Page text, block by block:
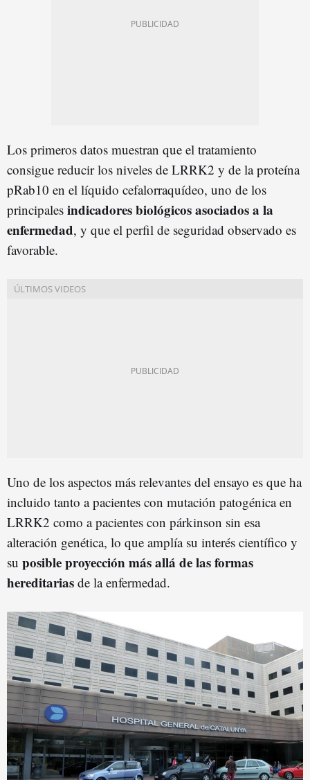
Los primeros datos muestran que el tratamiento
consigue reducir los niveles de LRRK2 y de la proteína
pRab10 en el líquido cefalorraquídeo, uno de los
principales indicadores biológicos asociados a la
enfermedad, y que el perfil de seguridad observado es
favorable.
Uno de los aspectos más relevantes del ensayo es que ha
incluido tanto a pacientes con mutación patogénica en
LRRK2 como a pacientes con párkinson sin esa
alteración genética, lo que amplía su interés científico y
su posible proyección más allá de las formas
hereditarias de la enfermedad.